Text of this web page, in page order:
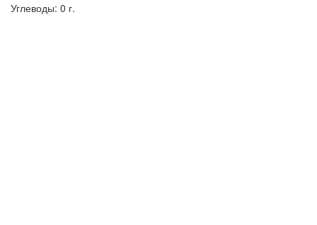
Углеводы: 0 г.